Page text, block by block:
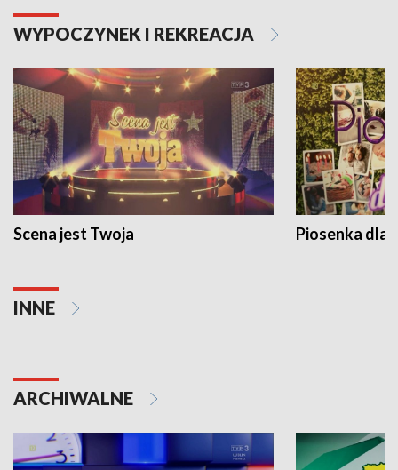
WYPOCZYNEK I REKREACJA
Scena jest Twoja Piosenka dla
INNE
ARCHIWALNE